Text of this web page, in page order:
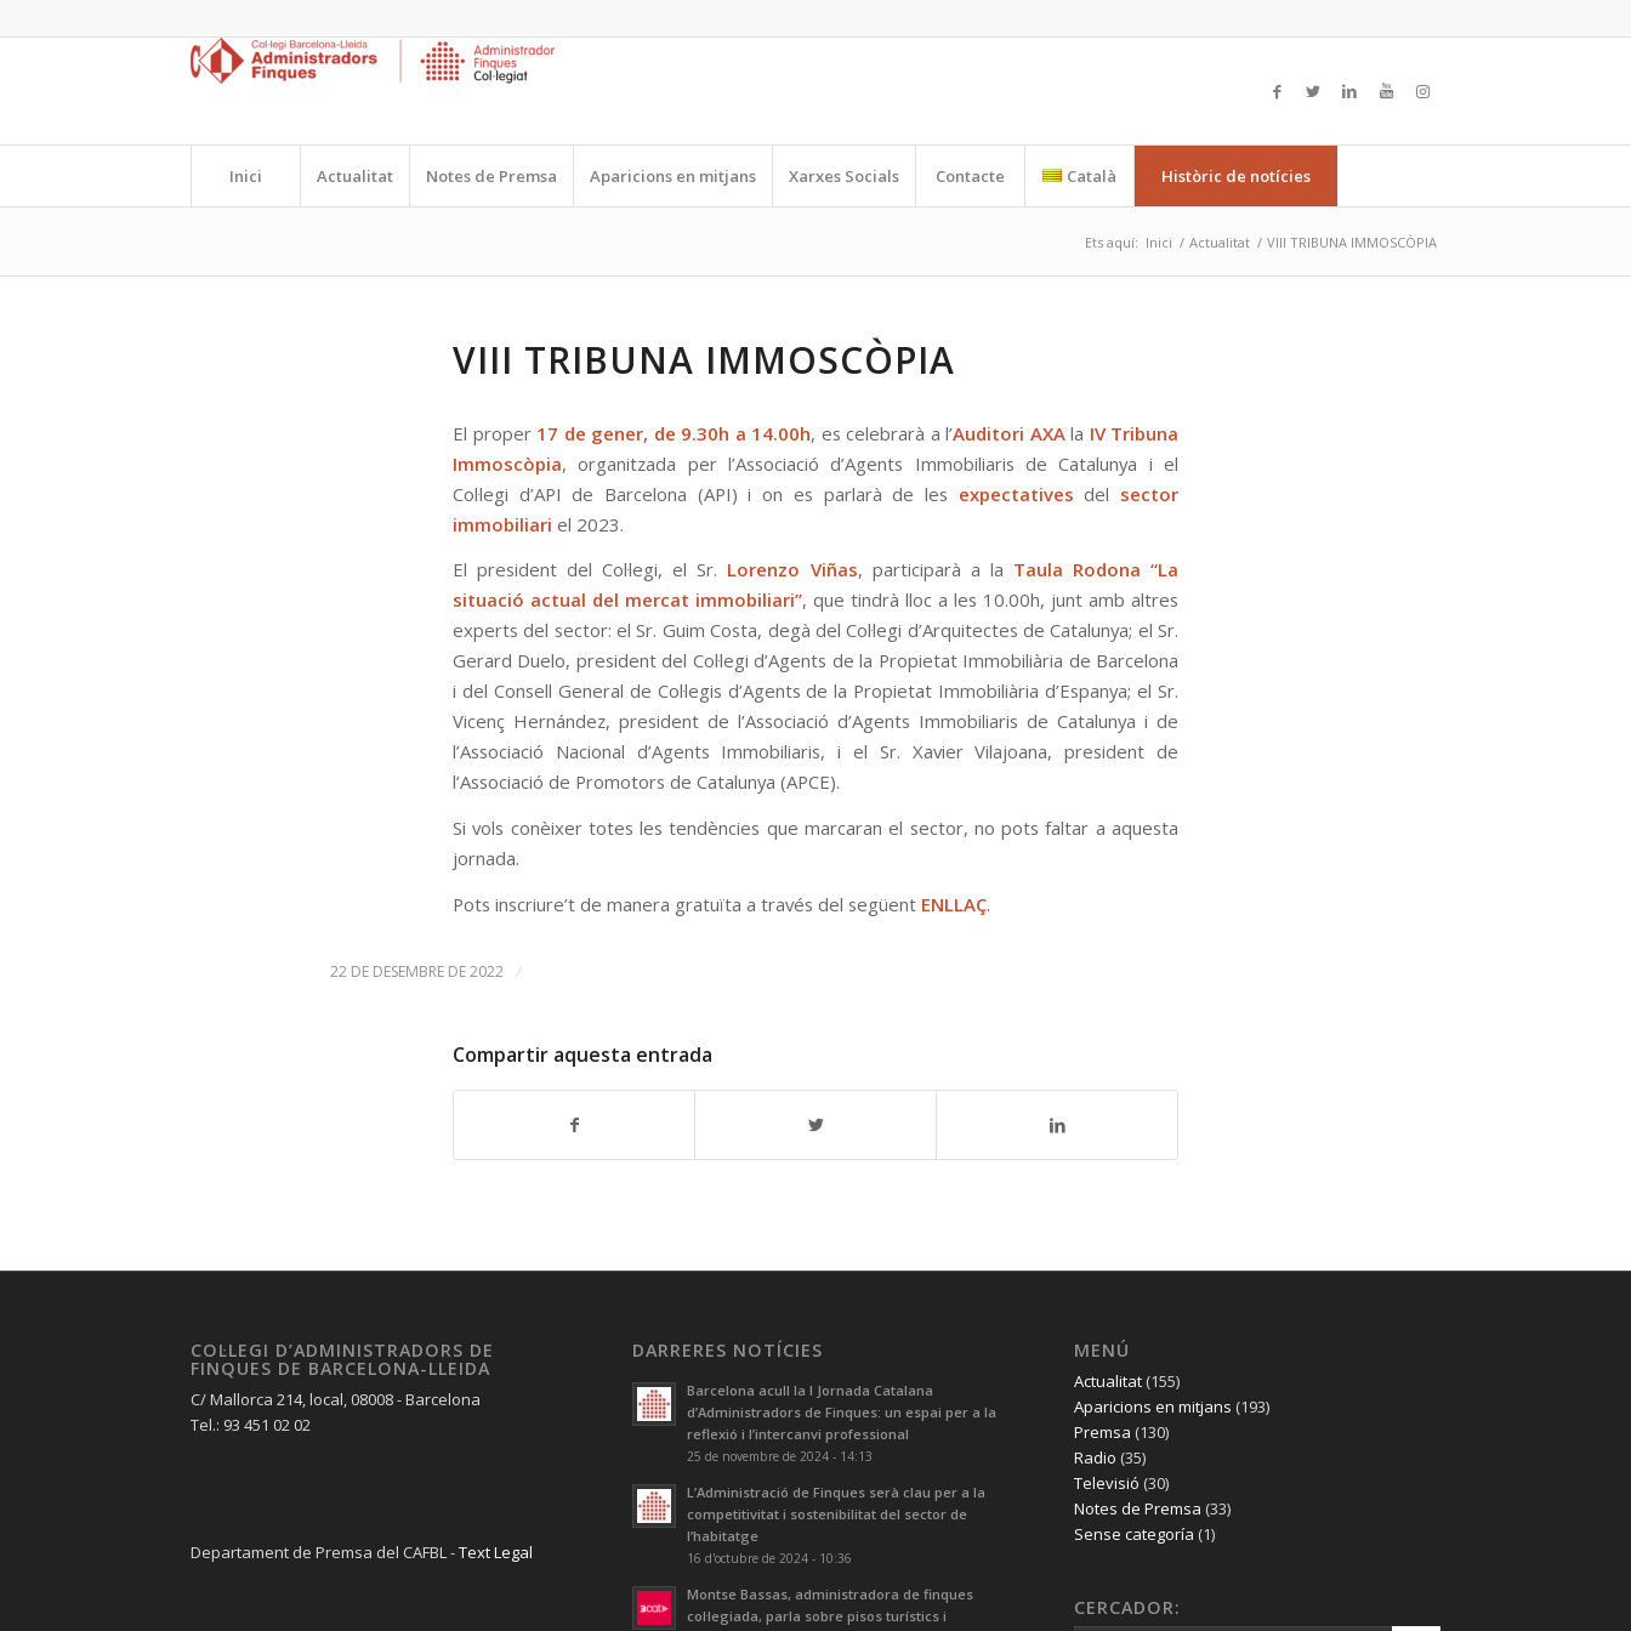
Inici Actualitat Notes de Premsa Aparicions en mitjans Xarxes Socials Contacte Català Històric de notícies
Ets aquí: Inici / Actualitat / VIII TRIBUNA IMMOSCÒPIA
VIII TRIBUNA IMMOSCÒPIA
El proper 17 de gener, de 9.30h a 14.00h, es celebrarà a l’Auditori AXAla IV Tribuna
Immoscòpia, organitzada per l’Associació d’Agents Immobiliaris de Catalunya i el
Col·legi d’API de Barcelona (API) i on es parlarà de les expectatives del sector
immobiliari el 2023.
El president del Col·legi, el Sr. Lorenzo Viñas, participarà a la Taula Rodona “La
situació actual del mercat immobiliari”, que tindrà lloc a les 10.00h, junt amb altres
experts del sector: el Sr. Guim Costa, degà del Col·legi d’Arquitectes de Catalunya; el Sr.
Gerard Duelo, president del Col·legi d’Agents de la Propietat Immobiliària de Barcelona
i del Consell General de Col·legis d’Agents de la Propietat Immobiliària d’Espanya; el Sr.
Vicenç Hernández, president de l’Associació d’Agents Immobiliaris de Catalunya i de
l’Associació Nacional d’Agents Immobiliaris, i el Sr. Xavier Vilajoana, president de
l’Associació de Promotors de Catalunya (APCE).
Si vols conèixer totes les tendències que marcaran el sector, no pots faltar a aquesta
jornada.
Pots inscriure’t de manera gratuïta a través del següent ENLLAÇ.
22 DE DESEMBRE DE 2022 /
Compartir aquesta entrada
COL·LEGI D’ADMINISTRADORS DE
FINQUES DE BARCELONA-LLEIDA
C/ Mallorca 214, local, 08008 - Barcelona
Tel.: 93 451 02 02
Departament de Premsa del CAFBL -Text Legal
DARRERES NOTÍCIES
Barcelona acull la I Jornada Catalana
d’Administradors de Finques: un espai per a la
reflexió i l’intercanvi professional
25 de novembre de 2024 - 14:13
L’Administració de Finques serà clau per a la
competitivitat i sostenibilitat del sector de
l’habitatge
16 d'octubre de 2024 - 10:36
Montse Bassas, administradora de finques
col·legiada, parla sobre pisos turístics i
MENÚ
Actualitat(155)
Aparicions en mitjans (193)
Premsa (130)
Radio (35)
Televisió (30)
Notes de Premsa (33)
Sense categoría (1)
CERCADOR: